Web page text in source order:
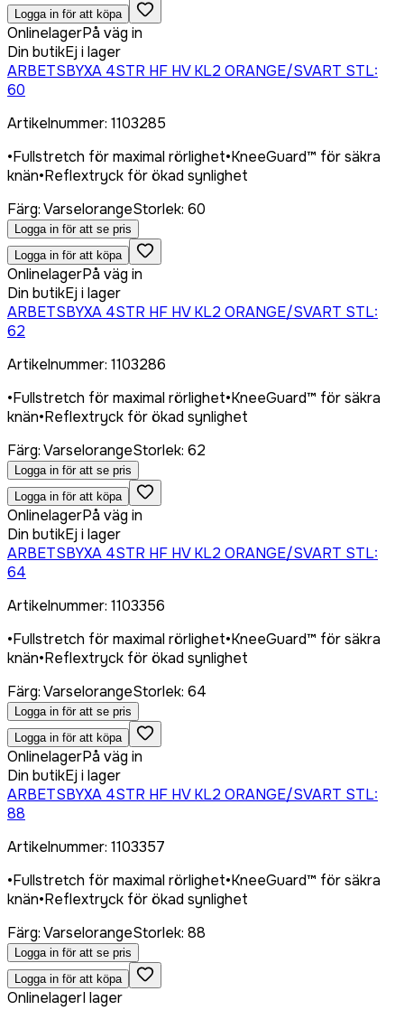
Logga in för att köpa
OnlinelagerPå väg in
Din butikEj i lager
ARBETSBYXA 4STR HF HV KL2 ORANGE/SVART STL:
60
Artikelnummer: 1103285
•Fullstretch för maximal rörlighet•KneeGuard™ för säkra
knän•Reflextryck för ökad synlighet
Färg:VarselorangeStorlek: 60
Logga in för att se pris
Logga in för att köpa
OnlinelagerPå väg in
Din butikEj i lager
ARBETSBYXA 4STR HF HV KL2 ORANGE/SVART STL:
62
Artikelnummer: 1103286
•Fullstretch för maximal rörlighet•KneeGuard™ för säkra
knän•Reflextryck för ökad synlighet
Färg:VarselorangeStorlek: 62
Logga in för att se pris
Logga in för att köpa
OnlinelagerPå väg in
Din butikEj i lager
ARBETSBYXA 4STR HF HV KL2 ORANGE/SVART STL:
64
Artikelnummer: 1103356
•Fullstretch för maximal rörlighet•KneeGuard™ för säkra
knän•Reflextryck för ökad synlighet
Färg:VarselorangeStorlek: 64
Logga in för att se pris
Logga in för att köpa
OnlinelagerPå väg in
Din butikEj i lager
ARBETSBYXA 4STR HF HV KL2 ORANGE/SVART STL:
88
Artikelnummer: 1103357
•Fullstretch för maximal rörlighet•KneeGuard™ för säkra
knän•Reflextryck för ökad synlighet
Färg:VarselorangeStorlek: 88
Logga in för att se pris
Logga in för att köpa
OnlinelagerI lager